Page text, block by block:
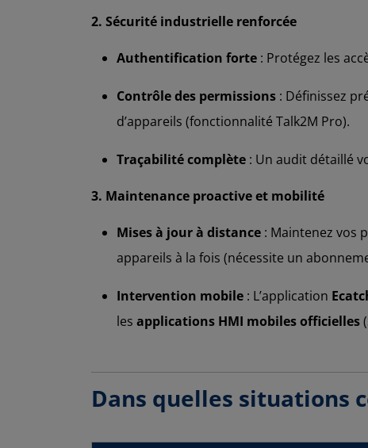
2. Sécurité industrielle renforcée
Authentification forte : Protégez les
Contrôle des permissions : Définissez
d’appareils (fonctionnalité Talk2M Pro).
Traçabilité complète : Un audit détaillé
3. Maintenance proactive et mobilité
Mises à jour à distance : Maintenez vos
appareils à la fois (nécessite un
Intervention mobile : L’application
les applications HMI mobiles officielles
Dans quelles situations